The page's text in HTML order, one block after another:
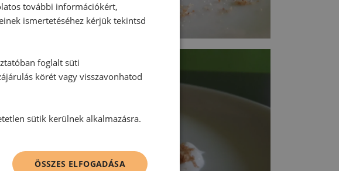
további információkért,
ismertetéséhez kérjük tekintsd
foglalt süti
körét vagy visszavonhatod
sütik kerülnek alkalmazásra.
ÖSSZES ELFOGADÁSA